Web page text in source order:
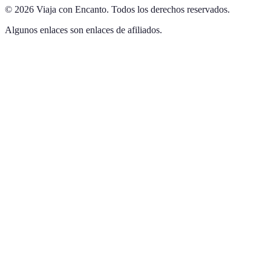
© 2026 Viaja con Encanto. Todos los derechos reservados.
Algunos enlaces son enlaces de afiliados.